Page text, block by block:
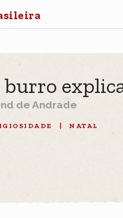
burro
de Andrade
NATAL